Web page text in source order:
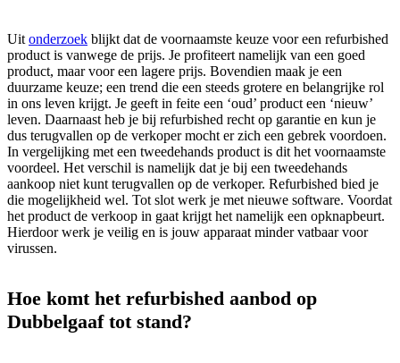
Uit onderzoek blijkt dat de voornaamste keuze voor een refurbished
product is vanwege de prijs. Je profiteert namelijk van een goed
product, maar voor een lagere prijs. Bovendien maak je een
duurzame keuze; een trend die een steeds grotere en belangrijke rol
in ons leven krijgt. Je geeft in feite een ‘oud’ product een ‘nieuw’
leven. Daarnaast heb je bij refurbished recht op garantie en kun je
dus terugvallen op de verkoper mocht er zich een gebrek voordoen.
In vergelijking met een tweedehands product is dit het voornaamste
voordeel. Het verschil is namelijk dat je bij een tweedehands
aankoop niet kunt terugvallen op de verkoper. Refurbished bied je
die mogelijkheid wel. Tot slot werk je met nieuwe software. Voordat
het product de verkoop in gaat krijgt het namelijk een opknapbeurt.
Hierdoor werk je veilig en is jouw apparaat minder vatbaar voor
virussen.
Hoe komt het refurbished aanbod op
Dubbelgaaf tot stand?